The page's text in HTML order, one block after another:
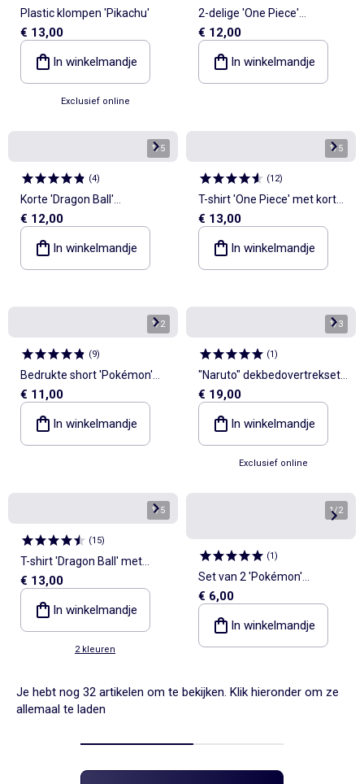
Plastic klompen 'Pikachu'
€ 13,00
In winkelmandje
Exclusief online
2-delige 'One Piece'
pyjamaset
€ 12,00
In winkelmandje
1/5
(4)
Korte 'Dragon Ball'
pyjamaset - 2-delig
€ 12,00
In winkelmandje
1/5
(12)
T-shirt 'One Piece' met korte
mouwen
€ 13,00
In winkelmandje
1/2
(9)
Bedrukte short 'Pokémon'
'Pikachu'
€ 11,00
In winkelmandje
1/3
(1)
"Naruto" dekbedovertrekset -
1 persoon
€ 19,00
In winkelmandje
Exclusief online
1/5
(15)
T-shirt 'Dragon Ball' met
korte mouwen
€ 13,00
In winkelmandje
2 kleuren
1/2
(1)
Set van 2 'Pokémon'
fantasiesokken 'Pikachu' en
'Pokéball'
€ 6,00
In winkelmandje
Je hebt nog 32 artikelen om te bekijken. Klik hieronder om ze
allemaal te laden